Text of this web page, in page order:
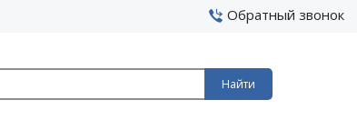
Обратный звонок
Найти